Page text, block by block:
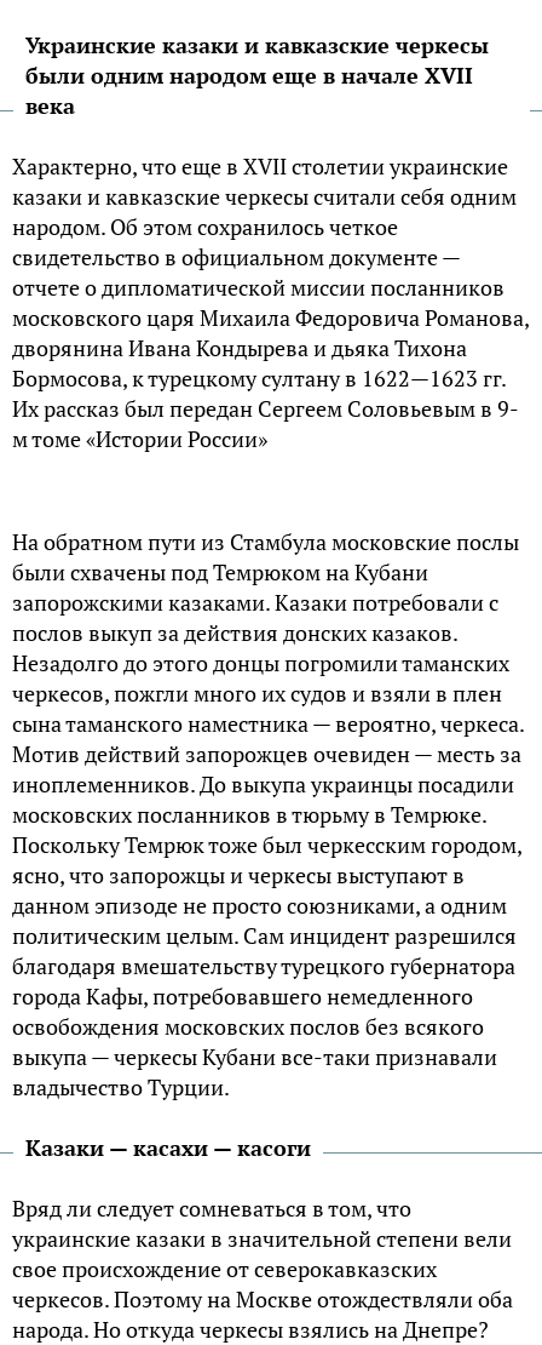
Украинские казаки и кавказские черкесы
были одним народом еще в начале XVII
века
Характерно, что еще в XVII столетии украинские
казаки и кавказские черкесы считали себя одним
народом. Об этом сохранилось четкое
свидетельство в официальном документе —
отчете о дипломатической миссии посланников
московского царя Михаила Федоровича Романова,
дворянина Ивана Кондырева и дьяка Тихона
Бормосова, к турецкому султану в 1622—1623 гг.
Их рассказ был передан Сергеем Соловьевым в 9-
м томе «Истории России»
На обратном пути из Стамбула московские послы
были схвачены под Темрюком на Кубани
запорожскими казаками. Казаки потребовали с
послов выкуп за действия донских казаков.
Незадолго до этого донцы погромили таманских
черкесов, пожгли много их судов и взяли в плен
сына таманского наместника — вероятно, черкеса.
Мотив действий запорожцев очевиден — месть за
иноплеменников. До выкупа украинцы посадили
московских посланников в тюрьму в Темрюке.
Поскольку Темрюк тоже был черкесским городом,
ясно, что запорожцы и черкесы выступают в
данном эпизоде не просто союзниками, а одним
политическим целым. Сам инцидент разрешился
благодаря вмешательству турецкого губернатора
города Кафы, потребовавшего немедленного
освобождения московских послов без всякого
выкупа — черкесы Кубани все-таки признавали
владычество Турции.
Казаки — касахи — касоги
Вряд ли следует сомневаться в том, что
украинские казаки в значительной степени вели
свое происхождение от северокавказских
черкесов. Поэтому на Москве отождествляли оба
народа. Но откуда черкесы взялись на Днепре?